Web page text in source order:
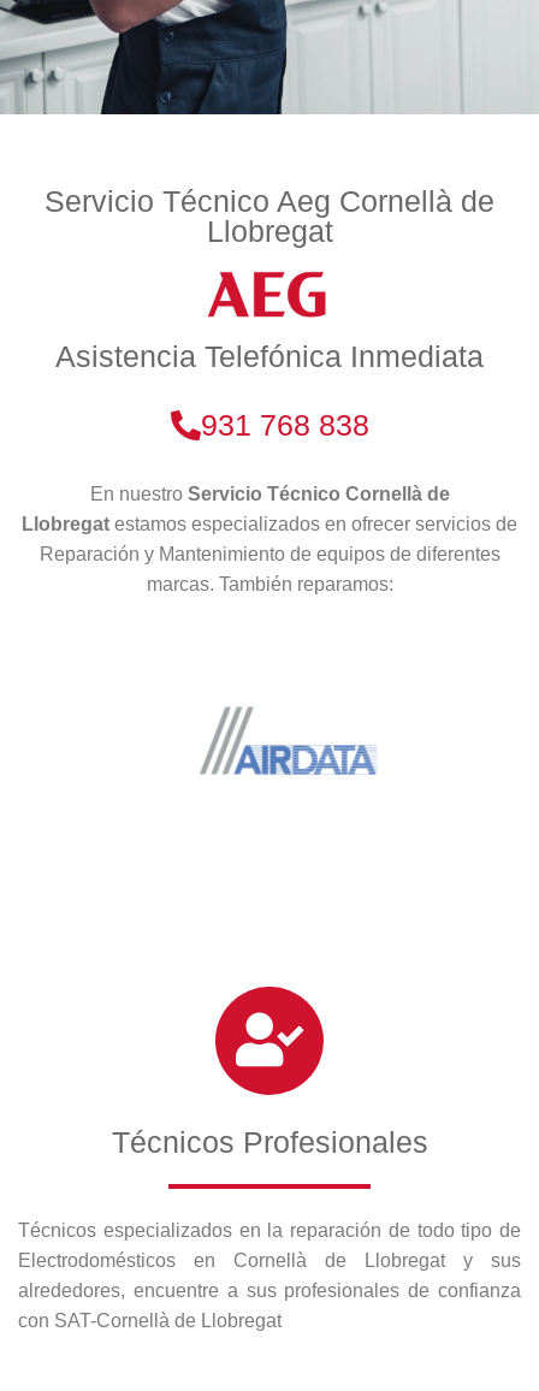
Servicio Técnico Aeg Cornellà de
Llobregat
Asistencia Telefónica Inmediata
931 768 838
En nuestro Servicio Técnico Cornellà de
Llobregat estamos especializados en ofrecer servicios de
Reparación y Mantenimiento de equipos de diferentes
marcas. También reparamos:
Técnicos Profesionales
Técnicos especializados en la reparación de todo tipo de
Electrodomésticos en Cornellà de Llobregat y sus
alrededores, encuentre a sus profesionales de confianza
con SAT-Cornellà de Llobregat